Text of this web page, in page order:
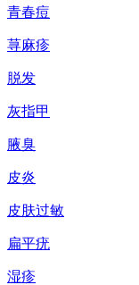
青春痘
荨麻疹
脱发
灰指甲
腋臭
皮炎
皮肤过敏
扁平疣
湿疹